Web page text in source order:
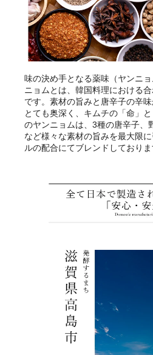
味の決め手となる薬味（ヤンニ
ニョムとは、韓国料理における
です。素材の旨みと唐辛子の辛味
とても奥深く、キムチの「命」
のヤンニョムは、3種の唐辛子、
など様々な素材の旨みを最大限
ルの配合にてブレンドしておりま